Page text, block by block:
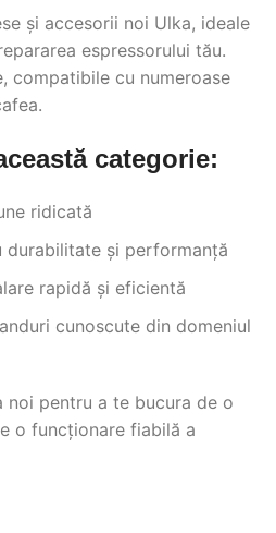
și accesorii noi Ulka, ideale
espressorului tău.
compatibile cu numeroase
categorie:
ridicată
durabilitate și performanță
rapidă și eficientă
cunoscute din domeniul
noi pentru a te bucura de o
o funcționare fiabilă a